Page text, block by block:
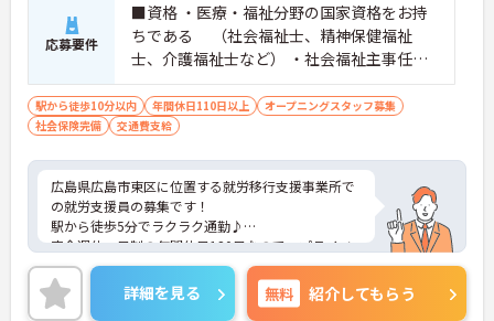
応募要件
■資格 ・医療・福祉分野の国家資格をお持
ちである （社会福祉士、精神保健福祉
士、介護福祉士など） ・社会福祉主事任用
資格又はヘルパー2級をお持ちで、5年以上
の実務経験がある方 ■スキル ・PCの業務に
抵抗がない方 ・オフィス（エクセル・ワー
算の挿入ができる方 ・タイピングがスムー
ズな方 ■その他 ・外部企業とのやりとりが
発生するため、企業間のやりとりに抵抗が
ない方
駅から徒歩10分以内 年間休日110日以上
オープニングスタッフ募集
社会保険完備
交通費支給
広島県広島市東区に位置する就労移行支援事業所で
の就労支援員の募集です！
駅から徒歩5分でラクラク通勤♪
完全週休二日制の年間休日120日なので、プライベ
ートの時間もしっかり確保出来ます☆
カウンセリングサポート制度もあるため、安心して
勤務できる環境が整っています◎
詳細を見る 無料 紹介してもらう